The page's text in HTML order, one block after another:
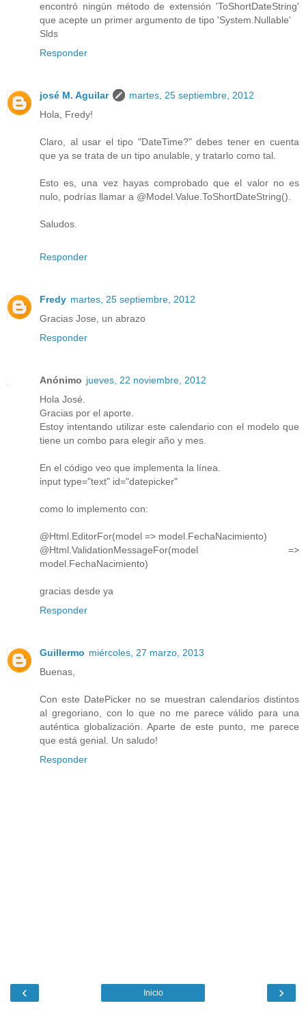
encontró ningún método de extensión 'ToShortDateString'
que acepte un primer argumento de tipo 'System.Nullable'
Slds
Responder
josé M. Aguilar
martes, 25 septiembre, 2012
Hola, Fredy!
Claro, al usar el tipo "DateTime?" debes tener en cuenta
que ya se trata de un tipo anulable, y tratarlo como tal.
Esto es, una vez hayas comprobado que el valor no es
nulo, podrías llamar a @Model.Value.ToShortDateString().
Saludos.
Responder
Fredy martes, 25 septiembre, 2012
Gracias Jose, un abrazo
Responder
Anónimo jueves, 22 noviembre, 2012
Hola José.
Gracias por el aporte.
Estoy intentando utilizar este calendario con el modelo que
tiene un combo para elegir año y mes.
En el código veo que implementa la línea.
input type="text" id="datepicker"
como lo implemento con:
@Html.EditorFor(model => model.FechaNacimiento)
@Html.ValidationMessageFor(model =>
model.FechaNacimiento)
gracias desde ya
Responder
Guillermo miércoles, 27 marzo, 2013
Buenas,
Con este DatePicker no se muestran calendarios distintos
al gregoriano, con lo que no me parece válido para una
auténtica globalización. Aparte de este punto, me parece
que está genial. Un saludo!
Responder
‹ ›
Inicio